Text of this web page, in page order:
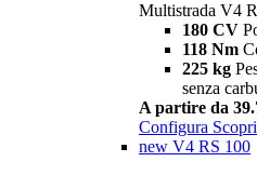
Multistrada V4
180 CV
118 Nm
225 kg
senza
A partire da
Configura
new V4 RS 100